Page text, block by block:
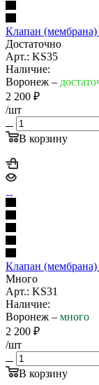
Клапан
Достаточно
Арт.: KS35
Наличие:
Воронеж –
2 200 ₽
/шт
В корзину
Клапан
Много
Арт.: KS31
Наличие:
Воронеж – много
2 200 ₽
/шт
В корзину